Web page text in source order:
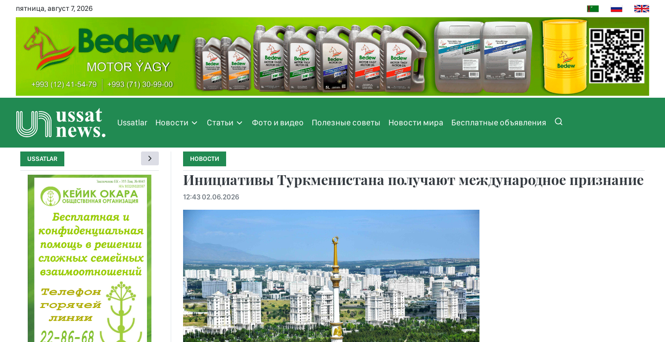
пятница, август 7, 2026
Ussatlar Новости Статьи Фото и видео Полезные советы Новости мира Бесплатные объявления
НОВОСТИ
Инициативы Туркменистана получают международное признание
12:43 02.06.2026
USSATLAR